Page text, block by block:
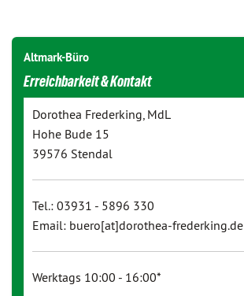
Altmark-Büro
Erreichbarkeit & Kontakt
Dorothea Frederking, MdL
Hohe Bude 15
39576 Stendal
Tel.: 03931 - 5896 330
Email: buero[at]dorothea-frederking.de
Werktags 10:00 - 16:00*